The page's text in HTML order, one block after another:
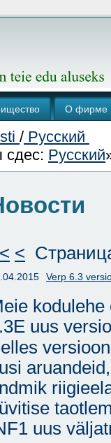
О фирме
/ Русский
сдес: Русский
<
Verp 6.3
uus
uus